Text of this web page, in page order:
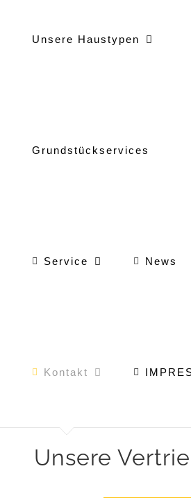
Unsere Haustypen
Grundstückservices
Service News
Kontakt
Unsere